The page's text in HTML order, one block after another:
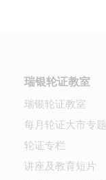
瑞银轮证教室
瑞银轮证教室
每月轮证大市专题
轮证专栏
讲座及教育短片